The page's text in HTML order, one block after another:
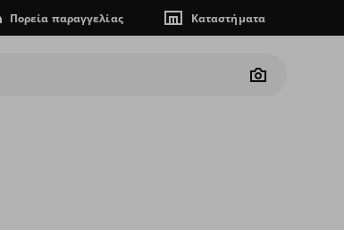
Πορεία παραγγελίας Καταστήματα
Camera